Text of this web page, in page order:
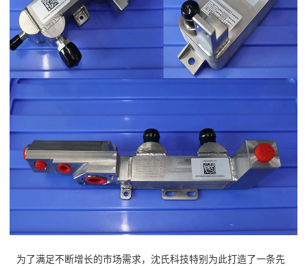
为了满足不断增长的市场需求，沈氏科技特别为此打造了一条先